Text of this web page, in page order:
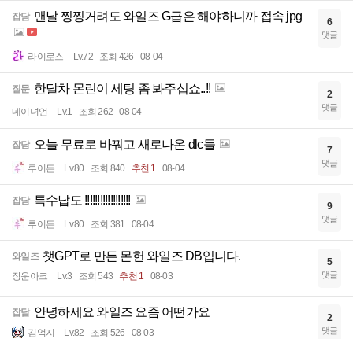
잡담 맨날 찡찡거려도 와일즈 G급은 해야하니까 접속 jpg
라이로스 Lv.72 조회 426 08-04
6
댓글
질문 한달차 몬린이 세팅 좀 봐주십쇼..!!
네이녀언 Lv.1 조회 262 08-04
2
댓글
잡담 오늘 무료로 바꿔고 새로나온 dlc들
루이든 Lv.80 조회 840 추천 1 08-04
7
댓글
잡담 특수납도 !!!!!!!!!!!!!!!!!!
루이든 Lv.80 조회 381 08-04
9
댓글
와일즈 챗GPT로 만든 몬헌 와일즈 DB입니다.
장운아크 Lv.3 조회 543 추천 1 08-03
5
댓글
잡담 안녕하세요 와일즈 요즘 어떤가요
김억지 Lv.82 조회 526 08-03
2
댓글